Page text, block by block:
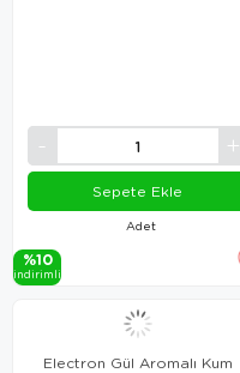
Adet
Sepete Ekle
%10
i̇ndi̇ri̇mli̇
Electron Gül Aromalı Kum